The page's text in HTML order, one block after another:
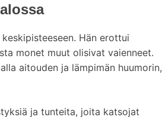
Hän erottui
monet muut olisivat vaienneet.
aitouden ja lämpimän huumorin,
ja tunteita, joita katsojat